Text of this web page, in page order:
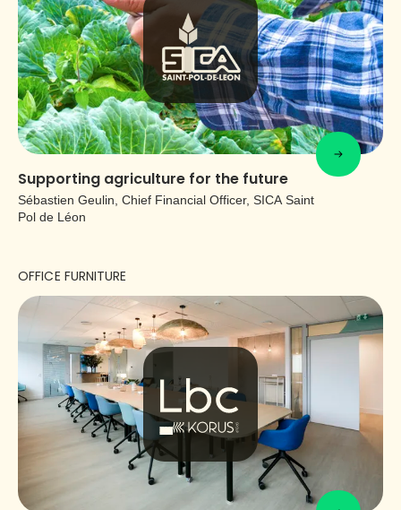
Supporting agriculture for the future
Sébastien Geulin, Chief Financial Officer, SICA Saint
Pol de Léon
OFFICE FURNITURE